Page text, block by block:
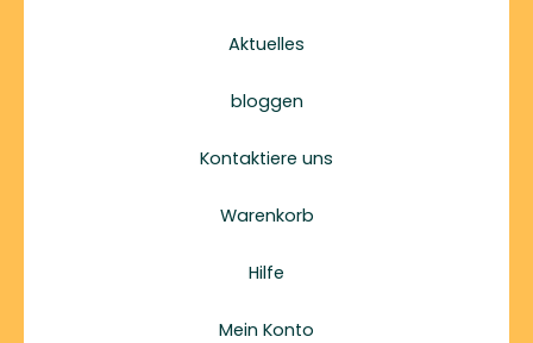
Aktuelles
bloggen
Kontaktiere uns
Warenkorb
Hilfe
Mein Konto